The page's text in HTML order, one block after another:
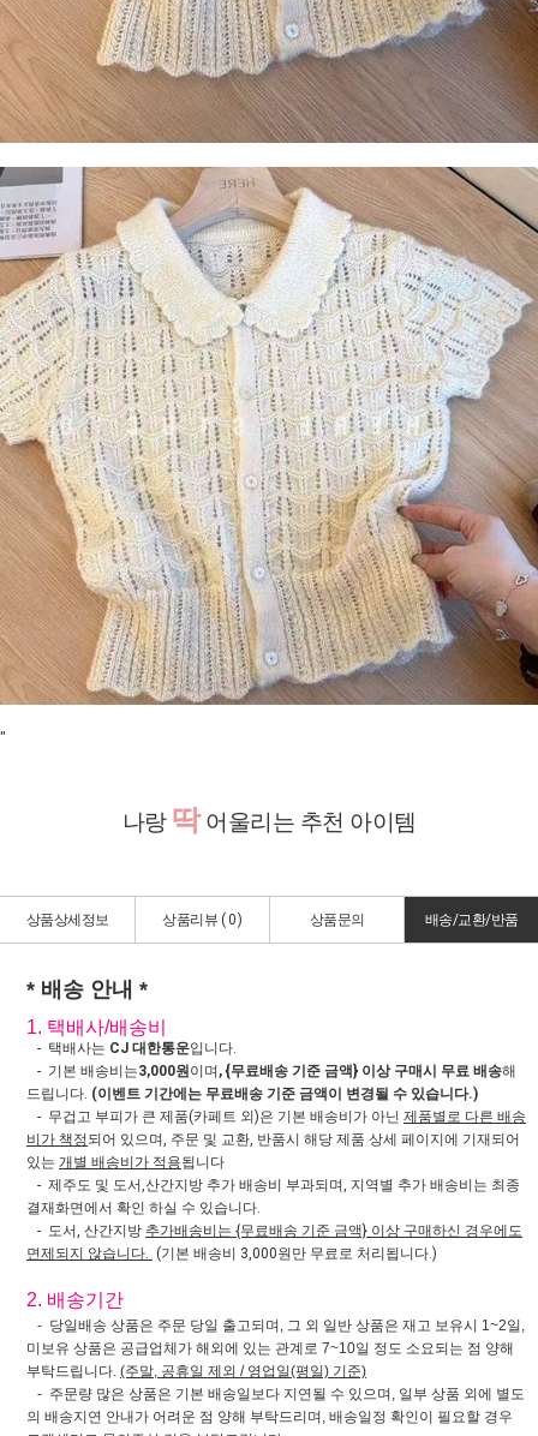
"
나랑 딱어울리는 추천 아이템
상품상세정보 상품리뷰 ( 0) 상품문의 배송/교환/반품
* 배송 안내 *
1. 택배사/배송비
- 택배사는 CJ 대한통운입니다.
- 기본 배송비는3,000원이며 , {무료배송 기준 금액} 이상 구매시 무료 배송해
드립니다. (이벤트 기간에는 무료배송 기준 금액이 변경될 수 있습니다.)
- 무겁고 부피가 큰 제품(카페트 외)은 기본 배송비가 아닌 제품별로 다른 배송
비가 책정되어 있으며, 주문 및 교환, 반품시 해당 제품 상세 페이지에 기재되어
있는 개별 배송비가 적용됩니다
- 제주도 및 도서,산간지방 추가 배송비 부과되며, 지역별 추가 배송비는 최종
결재화면에서 확인 하실 수 있습니다.
- 도서, 산간지방 추가배송비는 {무료배송 기준 금액} 이상 구매하신 경우에도
면제되지 않습니다. (기본 배송비 3,000원만 무료로 처리됩니다.)
2. 배송기간
- 당일배송 상품은 주문 당일 출고되며, 그 외 일반 상품은 재고 보유시 1~2일,
미보유 상품은 공급업체가 해외에 있는 관계로 7~10일 정도 소요되는 점 양해
부탁드립니다. (주말, 공휴일 제외 / 영업일(평일) 기준)
- 주문량 많은 상품은 기본 배송일보다 지연될 수 있으며, 일부 상품 외에 별도
의 배송지연 안내가 어려운 점 양해 부탁드리며, 배송일정 확인이 필요할 경우